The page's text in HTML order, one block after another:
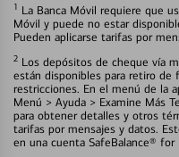
1 La Banca Móvil requiere que
Móvil y puede no estar
Pueden aplicarse tarifas por
2 Los depósitos de cheque vía
están disponibles para retiro de
restricciones. En el menú de la
Menú > Ayuda > Examine Más
para obtener detalles y otros
tarifas por mensajes y datos.
en una cuenta SafeBalance® for